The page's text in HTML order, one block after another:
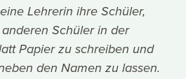
Lehrerin ihre Schüler,
Schüler in der
Papier zu schreiben und
den Namen zu lassen.